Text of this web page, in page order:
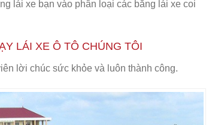
lái xe bạn vào phân loại các bằng lái xe coi
LÁI XE Ô TÔ CHÚNG TÔI
lời chúc sức khỏe và luôn thành công.